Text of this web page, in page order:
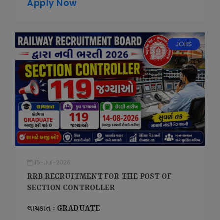
Apply Now
JOBS
15-Jul-2026
RRB RECRUITMENT FOR THE POST OF
SECTION CONTROLLER
લાયકાત : GRADUATE